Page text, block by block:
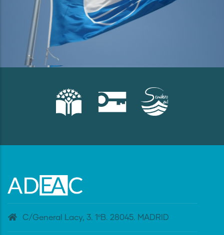
C/General Lacy, 3. 1ºB. 28045. MADRID